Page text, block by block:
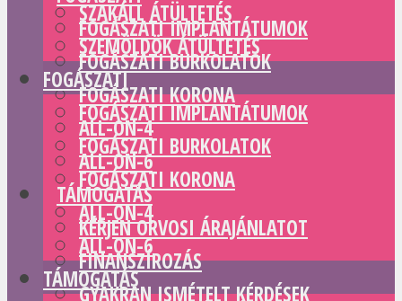
FOGÁSZATI IMPLANTÁTUMOK
FOGÁSZATI BURKOLATOK
FOGÁSZATI KORONA
ALL-ON-4
ALL-ON-6
TÁMOGATÁS
KÉRJEN ORVOSI ÁRAJÁNLATOT
FINANSZÍROZÁS
GYAKRAN ISMÉTELT KÉRDÉSEK
SZAKÁLL ÁTÜLTETÉS
SZEMÖLDÖK ÁTÜLTETÉS
FOGÁSZATI
FOGÁSZATI IMPLANTÁTUMOK
FOGÁSZATI BURKOLATOK
FOGÁSZATI KORONA
ALL-ON-4
ALL-ON-6
TÁMOGATÁS